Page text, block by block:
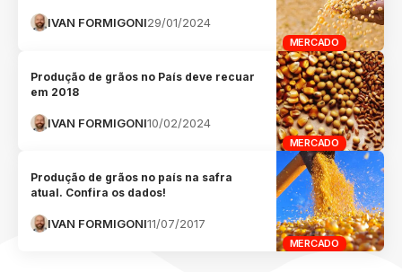
MERCADO
IVAN FORMIGONI29/01/2024
MERCADO
Produção de grãos no País deve recuar
em 2018
IVAN FORMIGONI10/02/2024
MERCADO
Produção de grãos no país na safra
atual. Confira os dados!
IVAN FORMIGONI11/07/2017